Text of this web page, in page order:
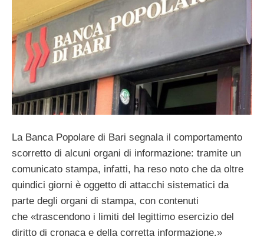
La Banca Popolare di Bari segnala il comportamento
scorretto di alcuni organi di informazione: tramite un
comunicato stampa, infatti, ha reso noto che da oltre
quindici giorni è oggetto di attacchi sistematici da
parte degli organi di stampa, con contenuti
che «trascendono i limiti del legittimo esercizio del
diritto di cronaca e della corretta informazione.»